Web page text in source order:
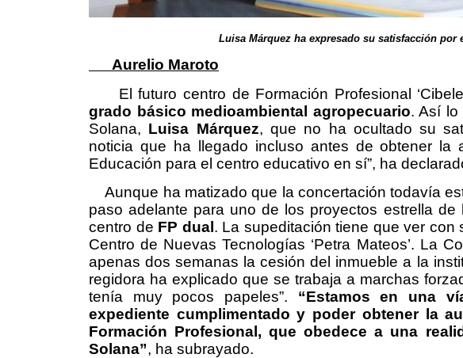
Luisa Márquez ha expresado su satisfacción por
Aurelio Maroto
El futuro centro de Formación Profesional
grado básico medioambiental agropecuario. Así lo
Solana, Luisa Márquez, que no ha ocultado su
noticia que ha llegado incluso antes de obtener la
Educación para el centro educativo en sí”, ha
Aunque ha matizado que la concertación todavía
paso adelante para uno de los proyectos estrella
centro de FP dual . La supeditación tiene que ver con
Centro de Nuevas Tecnologías ‘Petra Mateos’. La
apenas dos semanas la cesión del inmueble a la
regidora ha explicado que se trabaja a marchas
tenía muy pocos papeles”. “Estamos en una
expediente cumplimentado y poder obtener la
Formación Profesional, que obedece a una
Solana”, ha subrayado.